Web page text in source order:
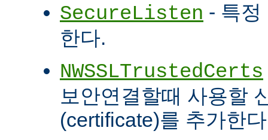
SecureListen - 특정
한다.
NWSSLTrustedCerts
보안연결할때 사용할
(certificate)를 추가한